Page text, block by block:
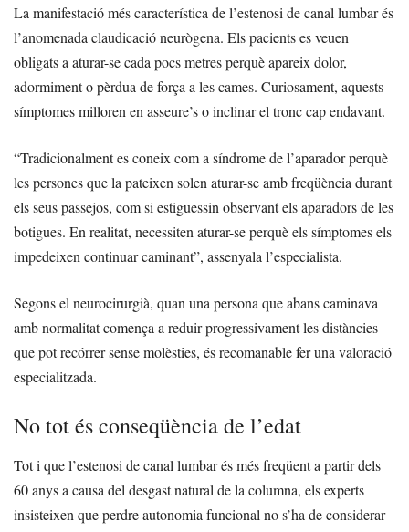
La manifestació més característica de l’estenosi de canal lumbar és
l’anomenada claudicació neurògena. Els pacients es veuen
obligats a aturar-se cada pocs metres perquè apareix dolor,
adormiment o pèrdua de força a les cames. Curiosament, aquests
símptomes milloren en asseure’s o inclinar el tronc cap endavant.
“Tradicionalment es coneix com a síndrome de l’aparador perquè
les persones que la pateixen solen aturar-se amb freqüència durant
els seus passejos, com si estiguessin observant els aparadors de les
botigues. En realitat, necessiten aturar-se perquè els símptomes els
impedeixen continuar caminant”, assenyala l’especialista.
Segons el neurocirurgià, quan una persona que abans caminava
amb normalitat comença a reduir progressivament les distàncies
que pot recórrer sense molèsties, és recomanable fer una valoració
especialitzada.
No tot és conseqüència de l’edat
Tot i que l’estenosi de canal lumbar és més freqüent a partir dels
60 anys a causa del desgast natural de la columna, els experts
insisteixen que perdre autonomia funcional no s’ha de considerar